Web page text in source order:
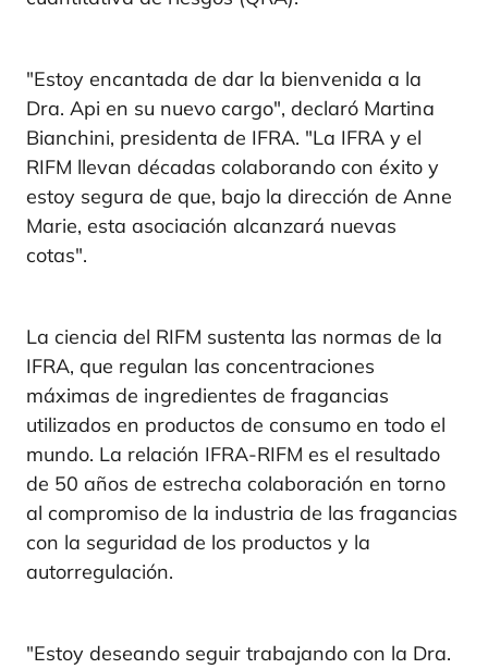
"Estoy encantada de dar la bienvenida a la
Dra. Api en su nuevo cargo", declaró Martina
Bianchini, presidenta de IFRA. "La IFRA y el
RIFM llevan décadas colaborando con éxito y
estoy segura de que, bajo la dirección de Anne
Marie, esta asociación alcanzará nuevas
cotas".
La ciencia del RIFM sustenta las normas de la
IFRA, que regulan las concentraciones
máximas de ingredientes de fragancias
utilizados en productos de consumo en todo el
mundo. La relación IFRA-RIFM es el resultado
de 50 años de estrecha colaboración en torno
al compromiso de la industria de las fragancias
con la seguridad de los productos y la
autorregulación.
"Estoy deseando seguir trabajando con la Dra.